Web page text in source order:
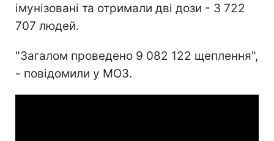
імунізовані та отримали дві дози - 3 722
707 людей.
"Загалом проведено 9 082 122 щеплення",
- повідомили у МОЗ.